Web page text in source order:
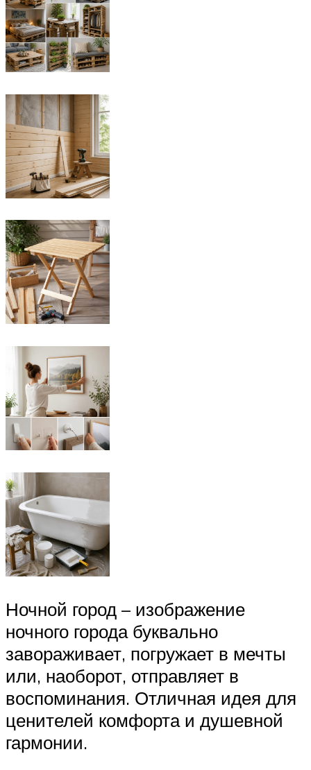
Ночной город – изображение
ночного города буквально
завораживает, погружает в мечты
или, наоборот, отправляет в
воспоминания. Отличная идея для
ценителей комфорта и душевной
гармонии.